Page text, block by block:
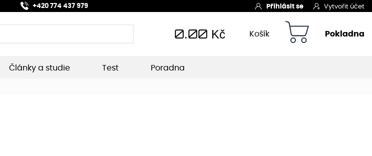
+420 774 437 979 Přihlásit se Vytvořit účet
0.00 Kč Košík Pokladna
Články a studie Test Poradna